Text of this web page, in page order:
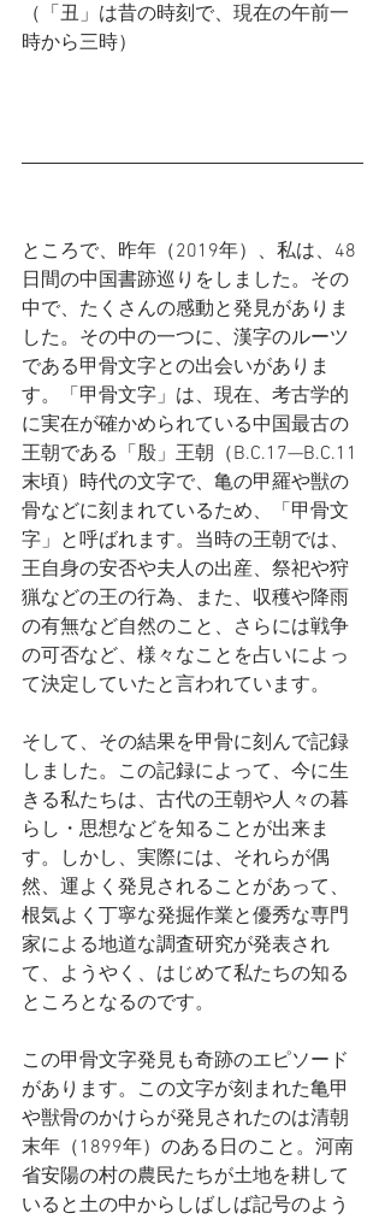
（「丑」は昔の時刻で、現在の午前一
時から三時）
ところで、昨年（2019年）、私は、48
日間の中国書跡巡りをしました。その
中で、たくさんの感動と発見がありま
した。その中の一つに、漢字のルーツ
である甲骨文字との出会いがありま
す。「甲骨文字」は、現在、考古学的
に実在が確かめられている中国最古の
王朝である「殷」王朝（B.C.17—B.C.11
末頃）時代の文字で、亀の甲羅や獣の
骨などに刻まれているため、「甲骨文
字」と呼ばれます。当時の王朝では、
王自身の安否や夫人の出産、祭祀や狩
猟などの王の行為、また、収穫や降雨
の有無など自然のこと、さらには戦争
の可否など、様々なことを占いによっ
て決定していたと言われています。
そして、その結果を甲骨に刻んで記録
しました。この記録によって、今に生
きる私たちは、古代の王朝や人々の暮
らし・思想などを知ることが出来ま
す。しかし、実際には、それらが偶
然、運よく発見されることがあって、
根気よく丁寧な発掘作業と優秀な専門
家による地道な調査研究が発表され
て、ようやく、はじめて私たちの知る
ところとなるのです。
この甲骨文字発見も奇跡のエピソード
があります。この文字が刻まれた亀甲
や獣骨のかけらが発見されたのは清朝
末年（1899年）のある日のこと。河南
省安陽の村の農民たちが土地を耕して
いると土の中からしばしば記号のよう